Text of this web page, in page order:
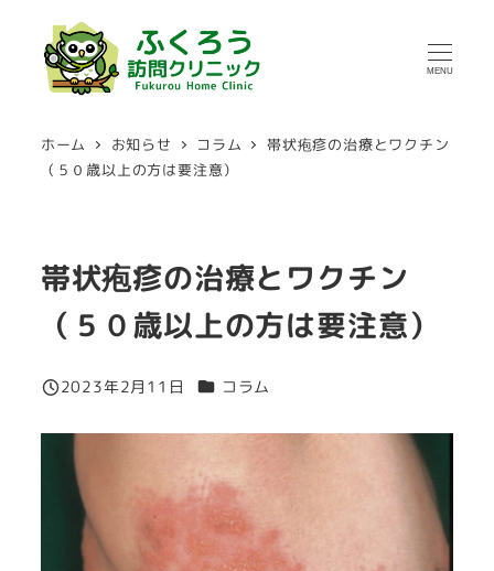
MENU
ホーム お知らせ コラム
帯状疱疹の治療とワクチン
（５０歳以上の方は要注意）
帯状疱疹の治療とワクチン
（５０歳以上の方は要注意）
投稿日
2023年2月11日 カテゴリー
コラム